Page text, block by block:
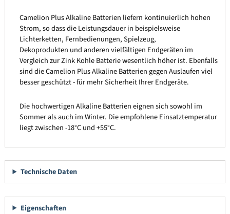
Camelion Plus Alkaline Batterien liefern kontinuierlich hohen
Strom, so dass die Leistungsdauer in beispielsweise
Lichterketten, Fernbedienungen, Spielzeug,
Dekoprodukten und anderen vielfältigen Endgeräten im
Vergleich zur Zink Kohle Batterie wesentlich höher ist. Ebenfalls
sind die Camelion Plus Alkaline Batterien gegen Auslaufen viel
besser geschützt - für mehr Sicherheit Ihrer Endgeräte.
Die hochwertigen Alkaline Batterien eignen sich sowohl im
Sommer als auch im Winter. Die empfohlene Einsatztemperatur
liegt zwischen -18°C und +55°C.
Technische Daten
Eigenschaften